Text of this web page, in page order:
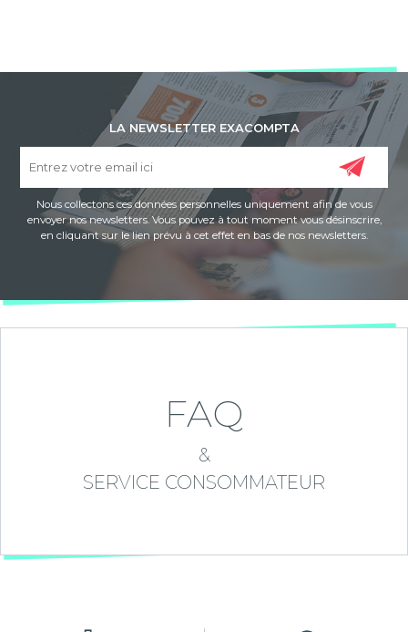
LA NEWSLETTER EXACOMPTA
Nous collectons ces données personnelles uniquement afin de vous
envoyer nos newsletters. Vous pouvez à tout moment vous désinscrire,
en cliquant sur le lien prévu à cet effet en bas de nos newsletters.
FAQ
&
SERVICE CONSOMMATEUR